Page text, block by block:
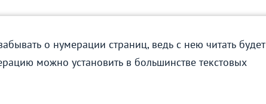
о нумерации страниц, ведь с нею читать будет
можно установить в большинстве текстовых